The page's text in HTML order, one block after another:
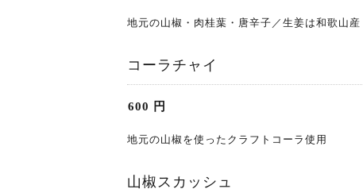
地元の山椒・肉桂葉・唐辛子／生姜は和歌山産
コーラチャイ
600 円
地元の山椒を使ったクラフトコーラ使用
山椒スカッシュ